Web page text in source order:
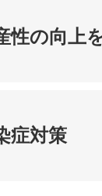
性の向上
症対策